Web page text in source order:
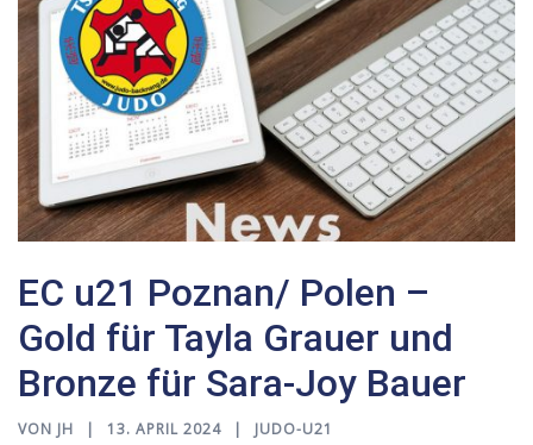
EC u21 Poznan/ Polen –
Gold für Tayla Grauer und
Bronze für Sara-Joy Bauer
VON JH 13. APRIL 2024 JUDO-U21